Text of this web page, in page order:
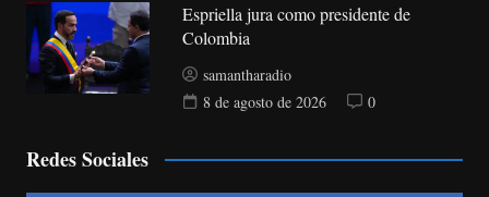
Espriella jura como presidente de
Colombia
samantharadio
8 de agosto de 2026
0
Redes Sociales